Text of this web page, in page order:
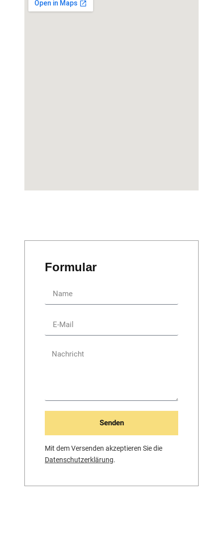
Formular
Senden
Mit dem Versenden akzeptieren Sie die
Datenschutzerklärung.